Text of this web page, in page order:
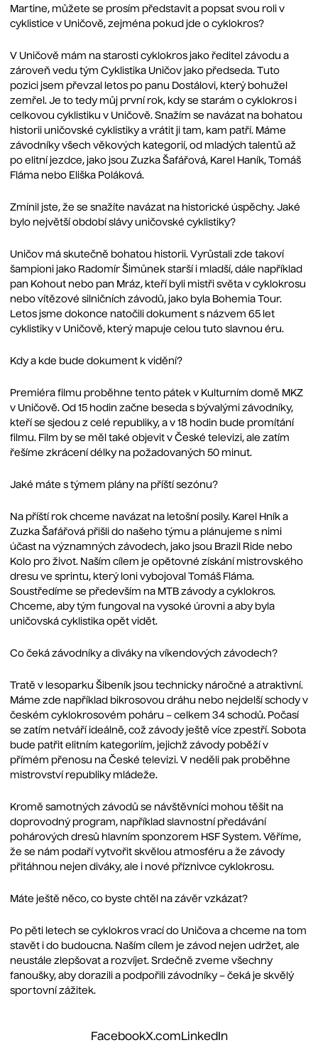
Martine, můžete se prosím představit a popsat svou roli v
cyklistice v Uničově, zejména pokud jde o cyklokros?
V Uničově mám na starosti cyklokros jako ředitel závodu a
zároveň vedu tým Cyklistika Uničov jako předseda. Tuto
pozici jsem převzal letos po panu Dostálovi, který bohužel
zemřel. Je to tedy můj první rok, kdy se starám o cyklokros i
celkovou cyklistiku v Uničově. Snažím se navázat na bohatou
historii uničovské cyklistiky a vrátit ji tam, kam patří. Máme
závodníky všech věkových kategorií, od mladých talentů až
po elitní jezdce, jako jsou Zuzka Šafářová, Karel Haník, Tomáš
Fláma nebo Eliška Poláková.
Zmínil jste, že se snažíte navázat na historické úspěchy. Jaké
bylo největší období slávy uničovské cyklistiky?
Uničov má skutečně bohatou historii. Vyrůstali zde takoví
šampioni jako Radomír Šimůnek starší i mladší, dále například
pan Kohout nebo pan Mráz, kteří byli mistři světa v cyklokrosu
nebo vítězové silničních závodů, jako byla Bohemia Tour.
Letos jsme dokonce natočili dokument s názvem 65 let
cyklistiky v Uničově, který mapuje celou tuto slavnou éru.
Kdy a kde bude dokument k vidění?
Premiéra filmu proběhne tento pátek v Kulturním domě MKZ
v Uničově. Od 15 hodin začne beseda s bývalými závodníky,
kteří se sjedou z celé republiky, a v 18 hodin bude promítání
filmu. Film by se měl také objevit v České televizi, ale zatím
řešíme zkrácení délky na požadovaných 50 minut.
Jaké máte s týmem plány na příští sezónu?
Na příští rok chceme navázat na letošní posily. Karel Hník a
Zuzka Šafářová přišli do našeho týmu a plánujeme s nimi
účast na významných závodech, jako jsou Brazil Ride nebo
Kolo pro život. Naším cílem je opětovné získání mistrovského
dresu ve sprintu, který loni vybojoval Tomáš Fláma.
Soustředíme se především na MTB závody a cyklokros.
Chceme, aby tým fungoval na vysoké úrovni a aby byla
uničovská cyklistika opět vidět.
Co čeká závodníky a diváky na víkendových závodech?
Tratě v lesoparku Šibeník jsou technicky náročné a atraktivní.
Máme zde například bikrosovou dráhu nebo nejdelší schody v
českém cyklokrosovém poháru – celkem 34 schodů. Počasí
se zatím netváří ideálně, což závody ještě více zpestří. Sobota
bude patřit elitním kategoriím, jejichž závody poběží v
přímém přenosu na České televizi. V neděli pak proběhne
mistrovství republiky mládeže.
Kromě samotných závodů se návštěvníci mohou těšit na
doprovodný program, například slavnostní předávání
pohárových dresů hlavním sponzorem HSF System. Věříme,
že se nám podaří vytvořit skvělou atmosféru a že závody
přitáhnou nejen diváky, ale i nové příznivce cyklokrosu.
Máte ještě něco, co byste chtěl na závěr vzkázat?
Po pěti letech se cyklokros vrací do Uničova a chceme na tom
stavět i do budoucna. Naším cílem je závod nejen udržet, ale
neustále zlepšovat a rozvíjet. Srdečně zveme všechny
fanoušky, aby dorazili a podpořili závodníky – čeká je skvělý
sportovní zážitek.
FacebookX.comLinkedIn